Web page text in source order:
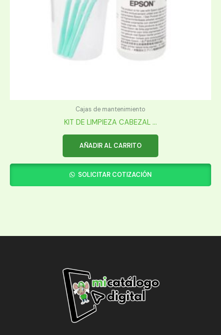
Cajas de mantenimiento
KIT DE LIMPIEZA CABEZAL ...
AÑADIR AL CARRITO
SOLICITAR COTIZACIÓN